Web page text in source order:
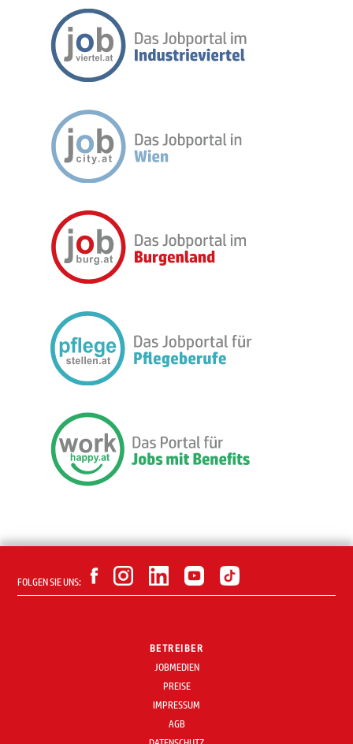
FOLGEN SIE UNS:
BETREIBER
JOBMEDIEN
PREISE
IMPRESSUM
AGB